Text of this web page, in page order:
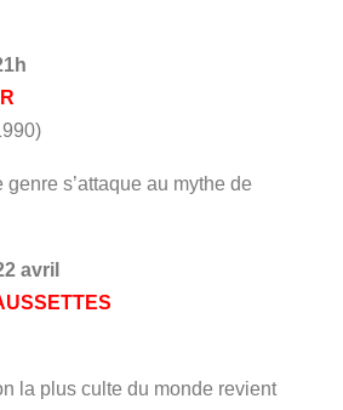
s’attaque au mythe de
avril
la plus culte du monde revient